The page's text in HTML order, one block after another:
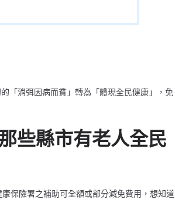
「消弭因病而貧」轉為「體現全民健康」，免
些縣市有老人全民
保險署之補助可全額或部分減免費用，想知道